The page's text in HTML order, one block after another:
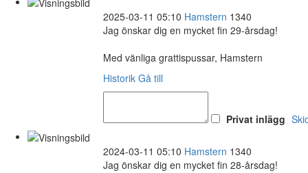
2025-03-11 05:10 Hamstern 1340
Jag önskar dig en mycket fin 29-årsdag!
Med vänliga grattispussar, Hamstern
Historik Gå till
Privat inlägg
2024-03-11 05:10 Hamstern 1340
Jag önskar dig en mycket fin 28-årsdag!